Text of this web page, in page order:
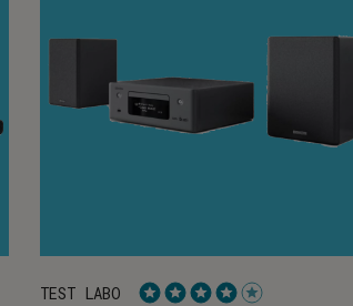
TEST LABO